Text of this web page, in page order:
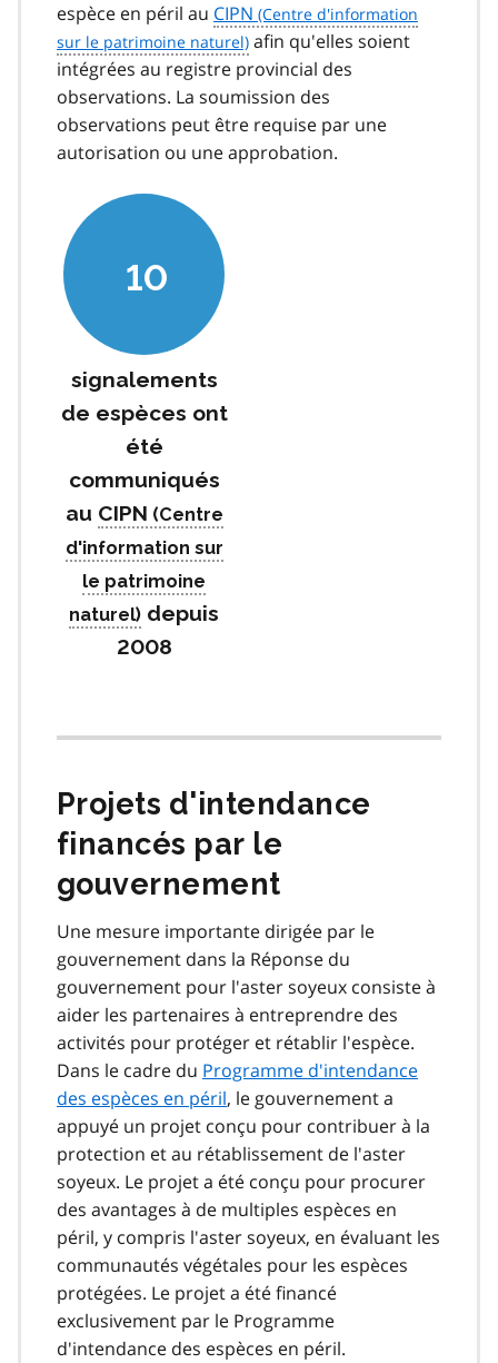
espèce en péril au CIPN
afin qu'elles soient
intégrées au registre provincial des
observations. La soumission des
observations peut être requise par une
autorisation ou une approbation.
10
signalements
de espèces ont
été
communiqués
au CIPN
depuis
2008
Projets d'intendance
financés par le
gouvernement
Une mesure importante dirigée par le
gouvernement dans la Réponse du
gouvernement pour l'aster soyeux consiste à
aider les partenaires à entreprendre des
activités pour protéger et rétablir l'espèce.
Dans le cadre du Programme d'intendance
des espèces en péril, le gouvernement a
appuyé un projet conçu pour contribuer à la
protection et au rétablissement de l'aster
soyeux. Le projet a été conçu pour procurer
des avantages à de multiples espèces en
péril, y compris l'aster soyeux, en évaluant les
communautés végétales pour les espèces
protégées. Le projet a été financé
exclusivement par le Programme
d'intendance des espèces en péril.